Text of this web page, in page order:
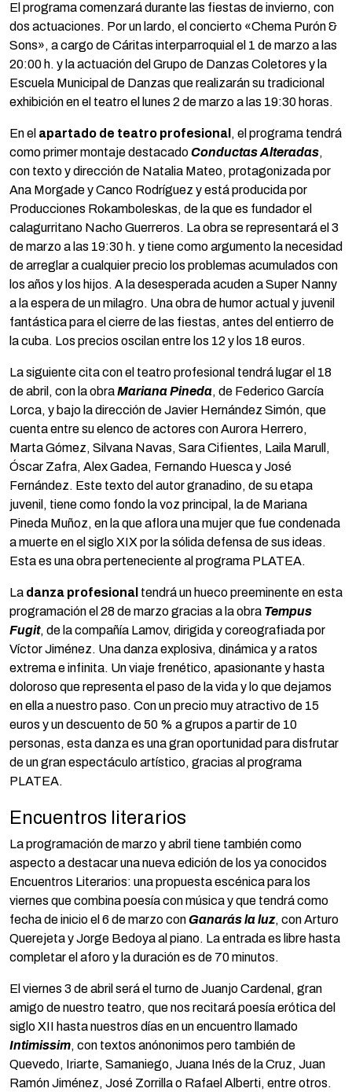
El programa comenzará durante las fiestas de invierno, con
dos actuaciones. Por un lardo, el concierto «Chema Purón &
Sons», a cargo de Cáritas interparroquial el 1 de marzo a las
20:00 h. y la actuación del Grupo de Danzas Coletores y la
Escuela Municipal de Danzas que realizarán su tradicional
exhibición en el teatro el lunes 2 de marzo a las 19:30 horas.
En el apartado de teatro profesional , el programa tendrá
como primer montaje destacadoConductas Alteradas,
con texto y dirección de Natalia Mateo, protagonizada por
Ana Morgade y Canco Rodríguez y está producida por
Producciones Rokamboleskas, de la que es fundador el
calagurritano Nacho Guerreros. La obra se representará el 3
de marzo a las 19:30 h. y tiene como argumento la necesidad
de arreglar a cualquier precio los problemas acumulados con
los años y los hijos. A la desesperada acuden a Super Nanny
a la espera de un milagro. Una obra de humor actual y juvenil
fantástica para el cierre de las fiestas, antes del entierro de
la cuba. Los precios oscilan entre los 12 y los 18 euros.
La siguiente cita con el teatro profesional tendrá lugar el 18
de abril, con la obraMariana Pineda, de Federico García
Lorca, y bajo la dirección de Javier Hernández Simón, que
cuenta entre su elenco de actores con Aurora Herrero,
Marta Gómez, Silvana Navas, Sara Cifientes, Laila Marull,
Óscar Zafra, Alex Gadea, Fernando Huesca y José
Fernández. Este texto del autor granadino, de su etapa
juvenil, tiene como fondo la voz principal, la de Mariana
Pineda Muñoz, en la que aflora una mujer que fue condenada
a muerte en el siglo XIX por la sólida defensa de sus ideas.
Esta es una obra perteneciente al programa PLATEA.
La danza profesional tendrá un hueco preeminente en esta
programación el 28 de marzo gracias a la obra Tempus
Fugit, de la compañía Lamov, dirigida y coreografiada por
Víctor Jiménez. Una danza explosiva, dinámica y a ratos
extrema e infinita. Un viaje frenético, apasionante y hasta
doloroso que representa el paso de la vida y lo que dejamos
en ella a nuestro paso. Con un precio muy atractivo de 15
euros y un descuento de 50 % a grupos a partir de 10
personas, esta danza es una gran oportunidad para disfrutar
de un gran espectáculo artístico, gracias al programa
PLATEA.
Encuentros literarios
La programación de marzo y abril tiene también como
aspecto a destacar una nueva edición de los ya conocidos
Encuentros Literarios: una propuesta escénica para los
viernes que combina poesía con música y que tendrá como
fecha de inicio el 6 de marzo conGanarás la luz, con Arturo
Querejeta y Jorge Bedoya al piano. La entrada es libre hasta
completar el aforo y la duración es de 70 minutos.
El viernes 3 de abril será el turno de Juanjo Cardenal, gran
amigo de nuestro teatro, que nos recitará poesía erótica del
siglo XII hasta nuestros días en un encuentro llamado
Intimissim, con textos anónonimos pero también de
Quevedo, Iriarte, Samaniego, Juana Inés de la Cruz, Juan
Ramón Jiménez, José Zorrilla o Rafael Alberti, entre otros.